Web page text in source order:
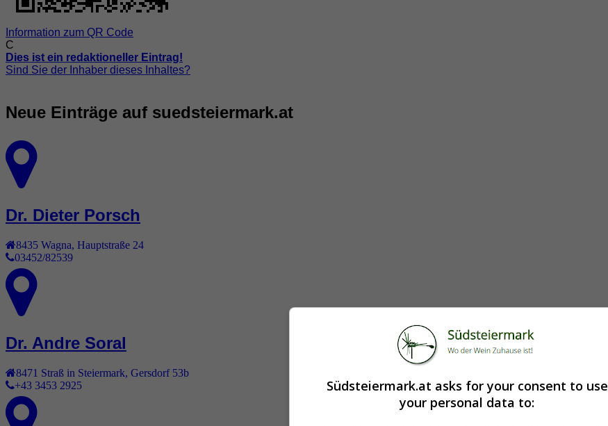
Information zum QR Code
C
Dies ist ein redaktioneller Eintrag!
Sind Sie der Inhaber dieses Inhaltes?
Neue Einträge auf suedsteiermark.at
Dr. Dieter Porsch
8435 Wagna Hauptstraße 24
03452/82539
Dr. Andre Soral
8471 Straß in Steiermark Gersdorf 53b
+43 3453 2925
Südsteiermark.at asks for your consent to use
your personal data to: